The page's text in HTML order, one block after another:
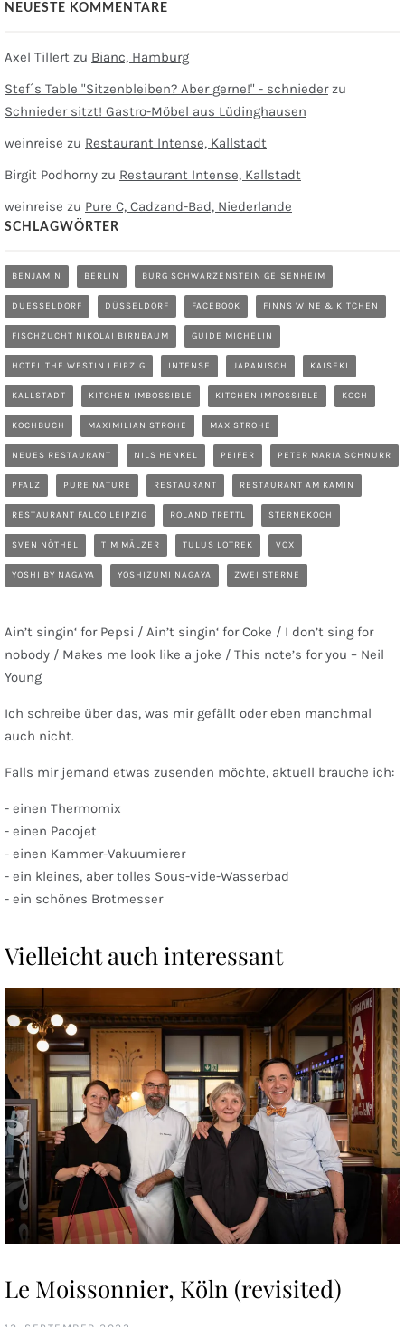
NEUESTE KOMMENTARE
Axel Tillert zu Bianc, Hamburg
Stef´s Table "Sitzenbleiben? Aber gerne!" - schniederzu
Schnieder sitzt! Gastro-Möbel aus Lüdinghausen
weinreise zu Restaurant Intense, Kallstadt
Birgit Podhorny zu Restaurant Intense, Kallstadt
weinreise zu Pure C, Cadzand-Bad, Niederlande
SCHLAGWÖRTER
BENJAMIN BERLIN BURG SCHWARZENSTEIN GEISENHEIM
DUESSELDORF DÜSSELDORF FACEBOOK FINNS WINE & KITCHEN
FISCHZUCHT NIKOLAI BIRNBAUM GUIDE MICHELIN
HOTEL THE WESTIN LEIPZIG INTENSE JAPANISCH KAISEKI
KALLSTADT KITCHEN IMBOSSIBLE KITCHEN IMPOSSIBLE KOCH
KOCHBUCH MAXIMILIAN STROHE MAX STROHE
NEUES RESTAURANT NILS HENKEL PEIFER PETER MARIA SCHNURR
PFALZ PURE NATURE RESTAURANT RESTAURANT AM KAMIN
RESTAURANT FALCO LEIPZIG ROLAND TRETTL STERNEKOCH
SVEN NÖTHEL TIM MÄLZER TULUS LOTREK VOX
YOSHI BY NAGAYA YOSHIZUMI NAGAYA ZWEI STERNE
Ain’t singin‘ for Pepsi / Ain’t singin‘ for Coke / I don’t sing for
nobody / Makes me look like a joke / This note’s for you – Neil
Young
Ich schreibe über das, was mir gefällt oder eben manchmal
auch nicht.
Falls mir jemand etwas zusenden möchte, aktuell brauche ich:
- einen Thermomix
- einen Pacojet
- einen Kammer-Vakuumierer
- ein kleines, aber tolles Sous-vide-Wasserbad
- ein schönes Brotmesser
Vielleicht auch interessant
Le Moissonnier, Köln (revisited)